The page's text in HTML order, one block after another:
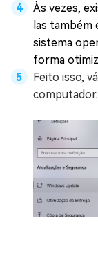
Às vezes,
las também
sistema
forma
Feito isso,
computador.